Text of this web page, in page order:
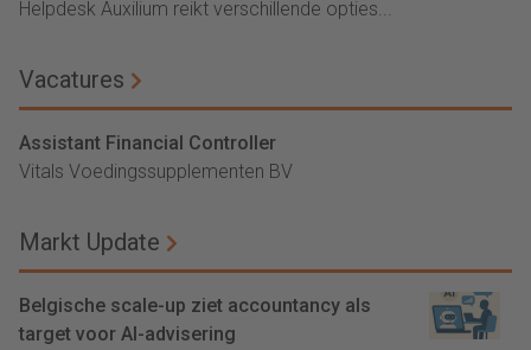
Helpdesk Auxilium reikt verschillende opties...
Vacatures
Assistant Financial Controller
Vitals Voedingssupplementen BV
Markt Update
Belgische scale-up ziet accountancy als
target voor AI-advisering